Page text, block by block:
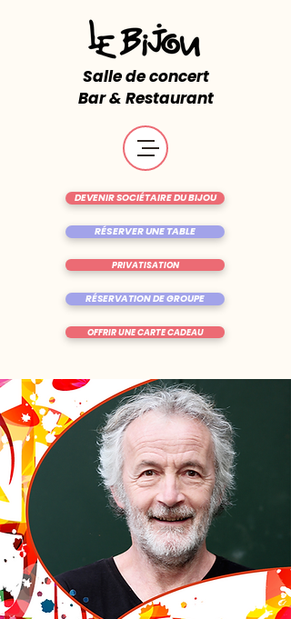
Salle de concert
Bar & Restaurant
RÉSERVER UNE TABLE
OFFRIR UNE CARTE CADEAU
DEVENIR SOCIÉTAIRE DU BIJOU
RÉSERVATION DE GROUPE
PRIVATISATION